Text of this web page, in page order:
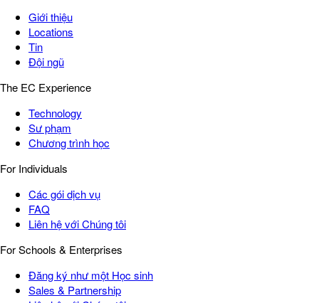
Giới thiệu
Locations
Tin
Đội ngũ
The EC Experience
Technology
Sư phạm
Chương trình học
For Individuals
Các gói dịch vụ
FAQ
Liên hệ với Chúng tôi
For Schools & Enterprises
Đăng ký như một Học sinh
Sales & Partnership